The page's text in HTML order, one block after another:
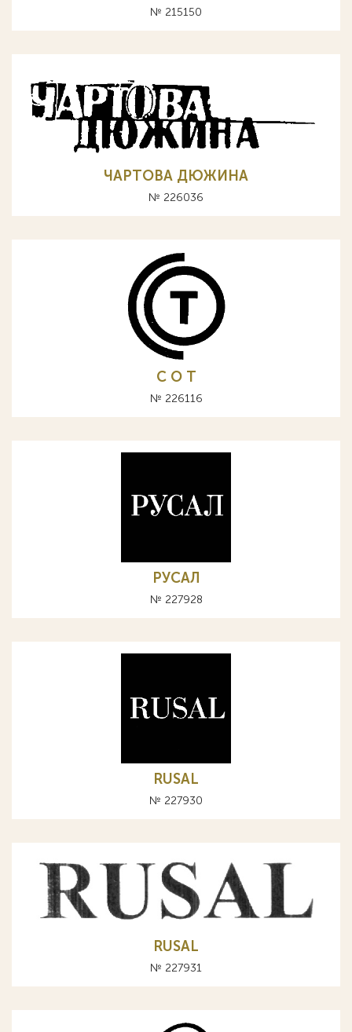
№ 215150
ЧАРТОВА ДЮЖИНА
№ 226036
С О Т
№ 226116
РУСАЛ
№ 227928
RUSAL
№ 227930
RUSAL
№ 227931